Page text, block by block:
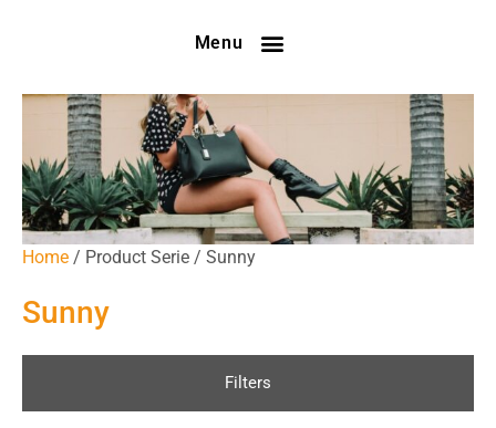
Menu
Home / Product Serie / Sunny
Sunny
Filters